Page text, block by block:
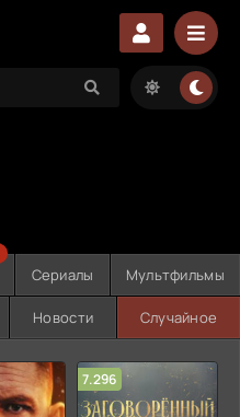
Сериалы Мультфильмы
Новости Случайное
7.296